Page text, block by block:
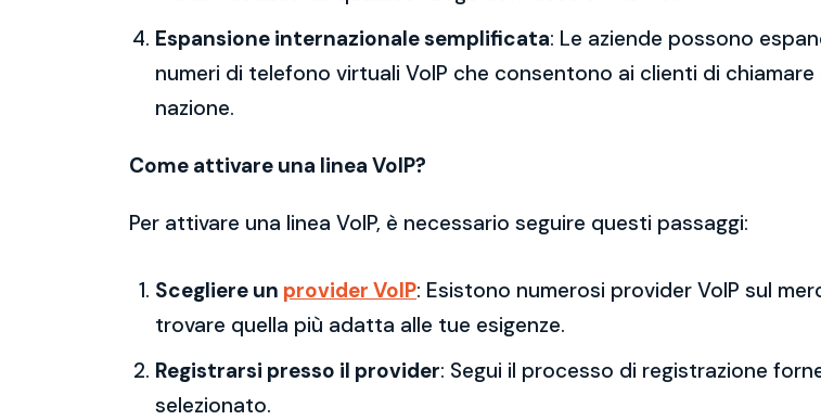
Espansione internazionale semplificata: Le aziende possono
numeri di telefono virtuali VoIP che consentono ai clienti di chiamare
nazione.
Come attivare una linea VoIP?
Per attivare una linea VoIP, è necessario seguire questi passaggi:
Scegliere un provider VoIP: Esistono numerosi provider VoIP sul
trovare quella più adatta alle tue esigenze.
Registrarsi presso il provider: Segui il processo di registrazione
selezionato.